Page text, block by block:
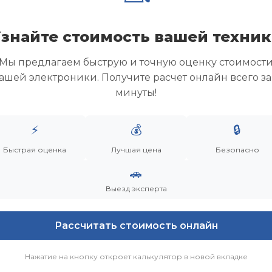
описание техники — мы
выезжает бесплатно,
и внешний вид.
акт приема-передачи,
переводом. Для юрлиц
свой счет, даже если это
система.
экономит ваше
стоимость вашей
Мы предлагаем быструю и точную оценку
электроники. Получите расчет онлайн всего
минуты!
⚡
Быстрая оценка
💰
Лучшая цена
🔒
Безопасно
🚗
Выезд эксперта
Рассчитать стоимость онлайн
Нажатие на кнопку откроет калькулятор в новой вкладке